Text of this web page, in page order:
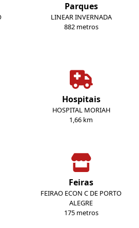
Parques
LINEAR INVERNADA
882 metros
Hospitais
HOSPITAL MORIAH
1,66 km
Feiras
FEIRAO ECON C DE PORTO
ALEGRE
175 metros